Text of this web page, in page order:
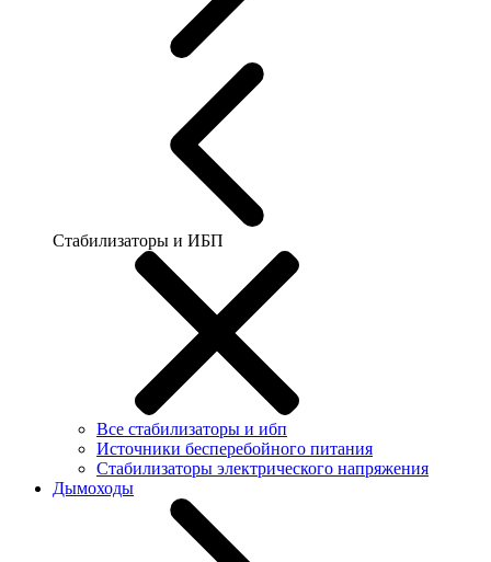
Стабилизаторы и ИБП
Все стабилизаторы и ибп
Источники бесперебойного питания
Стабилизаторы электрического напряжения
Дымоходы